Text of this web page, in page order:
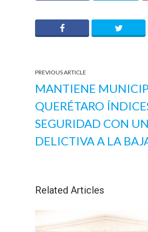
PREVIOUS ARTICLE
MANTIENE
QUERÉTARO
SEGURIDAD CON
DELICTIVA A LA
Related Articles